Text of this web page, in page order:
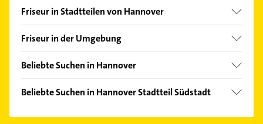
Friseur in Stadtteilen von Hannover
Ahlem
Badenstedt
Bothfeld
Calenberger Neustadt
Friseur in der Umgebung
Hemmingen Hannover
Ronnenberg
Beliebte Suchen in Hannover
Immobilien
Steuerberater
Beliebte Suchen in Hannover Stadtteil Südstadt